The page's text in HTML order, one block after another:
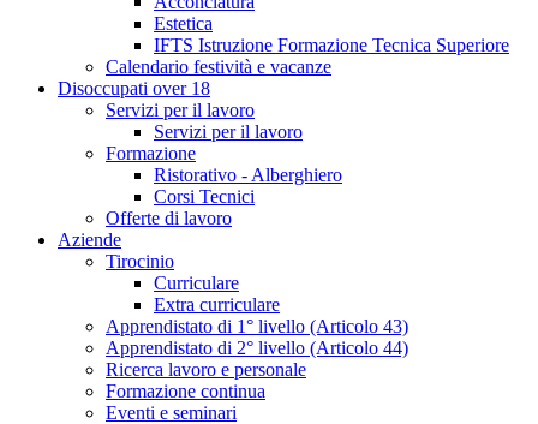
Estetica
IFTS Istruzione Formazione Tecnica Superiore
Calendario festività e vacanze
Disoccupati over 18
Servizi per il lavoro
Servizi per il lavoro
Formazione
Ristorativo - Alberghiero
Corsi Tecnici
Offerte di lavoro
Aziende
Tirocinio
Curriculare
Extra curriculare
Apprendistato di 1° livello (Articolo 43)
Apprendistato di 2° livello (Articolo 44)
Ricerca lavoro e personale
Formazione continua
Eventi e seminari